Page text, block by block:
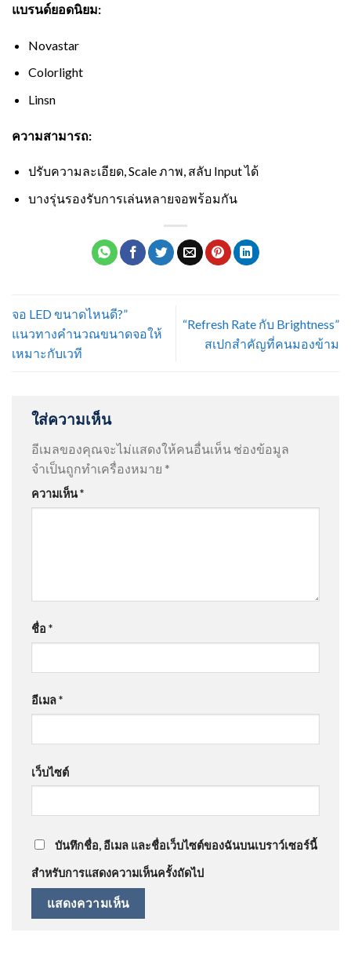
แบรนด์ยอดนิยม:
Novastar
Colorlight
Linsn
ความสามารถ:
ปรับความละเอียด, Scale ภาพ, สลับ Input ได้
บางรุ่นรองรับการเล่นหลายจอพร้อมกัน
จอ LED ขนาดไหนดี?”
แนวทางคำนวณขนาดจอให้
เหมาะกับเวที
“Refresh Rate กับ Brightness”
สเปกสำคัญที่คนมองข้าม
ใส่ความเห็น
อีเมลของคุณจะไม่แสดงให้คนอื่นเห็น ช่องข้อมูล
จำเป็นถูกทำเครื่องหมาย *
ความเห็น*
ชื่อ *
อีเมล*
เว็บไซต์
บันทึกชื่อ, อีเมล และชื่อเว็บไซต์ของฉันบนเบราว์เซอร์นี้
สำหรับการแสดงความเห็นครั้งถัดไป